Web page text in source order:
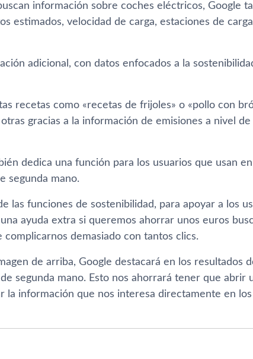
información sobre coches eléctricos, Google
estimados, velocidad de carga, estaciones de
adicional, con datos enfocados a la
recetas como «recetas de frijoles» o «pollo con
gracias a la información de emisiones a nivel
dedica una función para los usuarios que usan
segunda mano.
las funciones de sostenibilidad, para apoyar a los
ayuda extra si queremos ahorrar unos euros
demasiado con tantos clics.
de arriba, Google destacará en los resultados
segunda mano. Esto nos ahorrará tener que abrir
la información que nos interesa directamente en